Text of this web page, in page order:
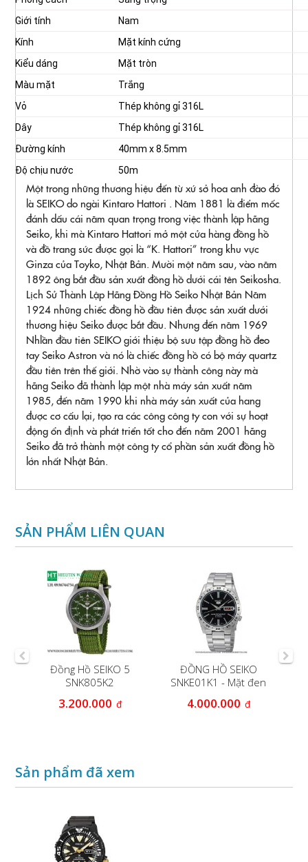
Giới tính
Nam
Kính
Mặt kính cứng
Kiểu dáng
Mặt tròn
Màu mặt
Trắng
Vỏ
Thép không gỉ 316L
Dây
Thép không gỉ 316L
Đường kính
40mm x 8.5mm
Độ chịu nước
50m
Một trong những thương hiệu đến từ xứ sở hoa anh đào đó
là SEIKO do ngài Kintaro Hattori . Năm 1881 là điểm mốc
đánh dấu cái năm quan trọng trong việc thành lập hãng
Seiko, khi mà Kintaro Hattori mở một cửa hàng đồng hồ
và đồ trang sức được gọi là “K. Hattori” trong khu vực
Ginza của Toyko, Nhật Bản. Mười một năm sau, vào năm
1892 ông bắt đầu sản xuất đồng hồ dưới cái tên Seikosha.
Lịch Sử Thành Lập Hãng Đồng Hồ Seiko Nhật Bản Năm
1924 những chiếc đồng hồ đầu tiên được sản xuất dưới
thương hiệu Seiko được bắt đầu. Nhưng đến năm 1969
Nhlần đầu tiên SEIKO giới thiệu bộ sưu tập đồng hồ đeo
tay Seiko Astron và nó là chiếc đồng hồ có bộ máy quartz
đầu tiên trên thế giới. Nhờ vào sự thành công này mà
hãng Seiko đã thành lập một nhà máy sản xuất năm
1985, đến năm 1990 khi nhà máy sản xuất của hang
được cơ cấu lại, tạo ra các công công ty con với sự hoạt
động ổn định và phát triển tốt cho đến năm 2001 hãng
Seiko đã trở thành một công ty cổ phần sản xuất đồng hồ
lớn nhất Nhật Bản.
SẢN PHẨM LIÊN QUAN
Đồng Hồ SEIKO 5
SNK805K2
3.200.000 đ
ĐỒNG HỒ SEIKO
SNKE01K1 - Mặt đen
4.000.000 đ
Sản phẩm đã xem